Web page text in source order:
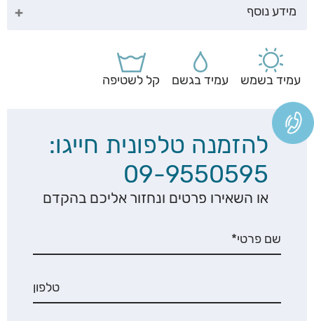
מידע נוסף
עמיד בשמש עמיד בגשם קל לשטיפה
להזמנה טלפונית חייגו:
09-9550595
או השאירו פרטים ונחזור אליכם בהקדם